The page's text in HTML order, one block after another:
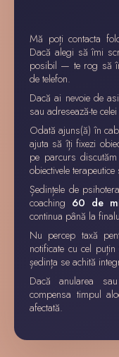
Mă poți contacta
Dacă alegi să îmi
posibil — te rog să
de telefon.
Dacă ai nevoie de
sau adresează-te
Odată ajuns(ă) în
ajuta să îți fixezi
pe parcurs
obiectivele terapeutice
Ședințele de
coaching 60 de
continua până la
Nu percep taxă
notificate cu cel puțin
ședința se achită
Dacă anularea
compensa timpul
afectată.